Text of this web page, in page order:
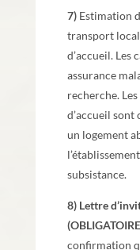
7)Estimation
transport
d’accueil. Les
assurance
recherche.
d’accueil sont
un logement
subsistance.
8) Lettre
confirmation